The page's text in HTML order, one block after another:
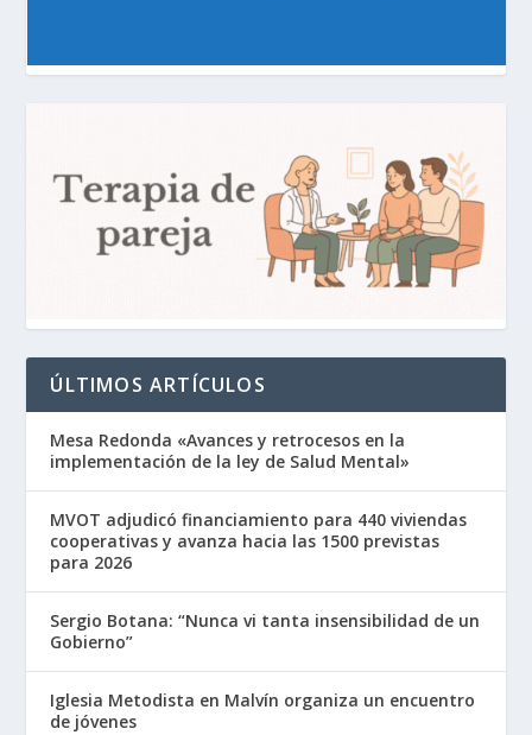
ÚLTIMOS ARTÍCULOS
Mesa Redonda «Avances y retrocesos en la
implementación de la ley de Salud Mental»
MVOT adjudicó financiamiento para 440 viviendas
cooperativas y avanza hacia las 1500 previstas
para 2026
Sergio Botana: “Nunca vi tanta insensibilidad de un
Gobierno”
Iglesia Metodista en Malvín organiza un encuentro
de jóvenes